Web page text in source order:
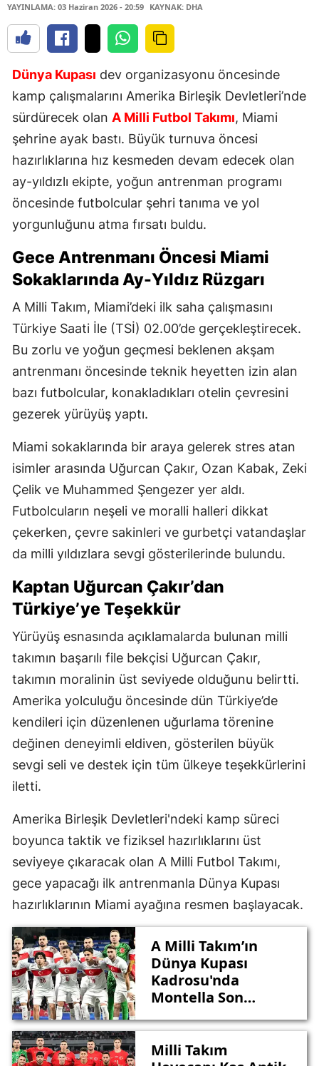
YAYINLAMA: 03 Haziran 2026 - 20:59 KAYNAK: DHA
Dünya Kupası dev organizasyonu öncesinde
kamp çalışmalarını Amerika Birleşik Devletleri’nde
sürdürecek olan A Milli Futbol Takımı, Miami
şehrine ayak bastı. Büyük turnuva öncesi
hazırlıklarına hız kesmeden devam edecek olan
ay-yıldızlı ekipte, yoğun antrenman programı
öncesinde futbolcular şehri tanıma ve yol
yorgunluğunu atma fırsatı buldu.
Gece Antrenmanı Öncesi Miami
Sokaklarında Ay-Yıldız Rüzgarı
A Milli Takım, Miami’deki ilk saha çalışmasını
Türkiye Saati İle (TSİ) 02.00’de gerçekleştirecek.
Bu zorlu ve yoğun geçmesi beklenen akşam
antrenmanı öncesinde teknik heyetten izin alan
bazı futbolcular, konakladıkları otelin çevresini
gezerek yürüyüş yaptı.
Miami sokaklarında bir araya gelerek stres atan
isimler arasında Uğurcan Çakır, Ozan Kabak, Zeki
Çelik ve Muhammed Şengezer yer aldı.
Futbolcuların neşeli ve moralli halleri dikkat
çekerken, çevre sakinleri ve gurbetçi vatandaşlar
da milli yıldızlara sevgi gösterilerinde bulundu.
Kaptan Uğurcan Çakır’dan
Türkiye’ye Teşekkür
Yürüyüş esnasında açıklamalarda bulunan milli
takımın başarılı file bekçisi Uğurcan Çakır,
takımın moralinin üst seviyede olduğunu belirtti.
Amerika yolculuğu öncesinde dün Türkiye’de
kendileri için düzenlenen uğurlama törenine
değinen deneyimli eldiven, gösterilen büyük
sevgi seli ve destek için tüm ülkeye teşekkürlerini
iletti.
Amerika Birleşik Devletleri'ndeki kamp süreci
boyunca taktik ve fiziksel hazırlıklarını üst
seviyeye çıkaracak olan A Milli Futbol Takımı,
gece yapacağı ilk antrenmanla Dünya Kupası
hazırlıklarının Miami ayağına resmen başlayacak.
A Milli Takım’ın
Dünya Kupası
Kadrosu'nda
Montella Son
Milli Takım